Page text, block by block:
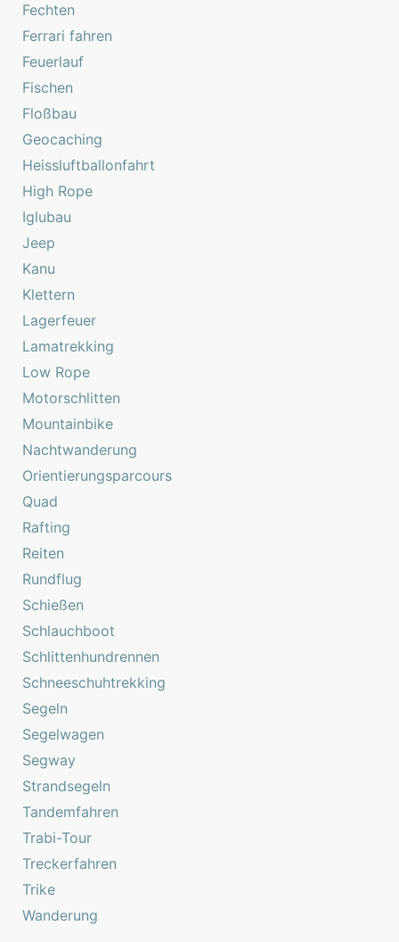
Fechten
Ferrari fahren
Feuerlauf
Fischen
Floßbau
Geocaching
Heissluftballonfahrt
High Rope
Iglubau
Jeep
Kanu
Klettern
Lagerfeuer
Lamatrekking
Low Rope
Motorschlitten
Mountainbike
Nachtwanderung
Orientierungsparcours
Quad
Rafting
Reiten
Rundflug
Schießen
Schlauchboot
Schlittenhundrennen
Schneeschuhtrekking
Segeln
Segelwagen
Segway
Strandsegeln
Tandemfahren
Trabi-Tour
Treckerfahren
Trike
Wanderung